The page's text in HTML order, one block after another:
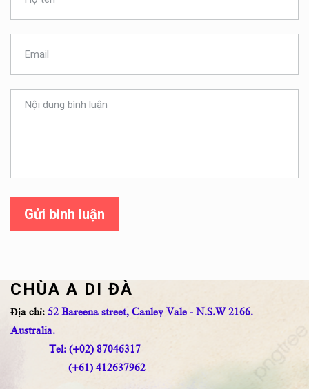
Gửi bình luận
CHÙA A DI ĐÀ
Địa chỉ: 52 Bareena street, Canley Vale - N.S.W 2166.
Australia.
Tel: (+02) 87046317
(+61) 412637962